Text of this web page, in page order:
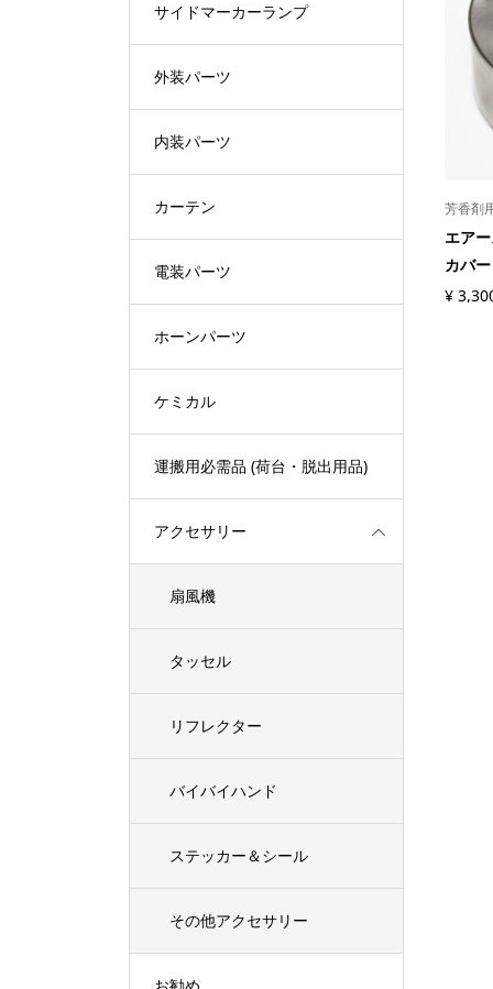
芳香剤
エア
カバ
¥
サイドマーカーランプ
外装パーツ
内装パーツ
カーテン
電装パーツ
ホーンパーツ
ケミカル
運搬用必需品 (荷台・脱出用品)
アクセサリー
扇風機
タッセル
リフレクター
バイバイハンド
ステッカー＆シール
その他アクセサリー